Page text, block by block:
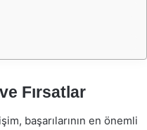
Fırsatlar
başarılarının en önemli